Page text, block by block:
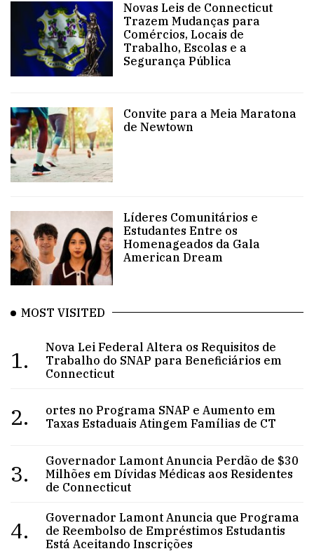
Novas Leis de Connecticut
Trazem Mudanças para
Comércios, Locais de
Trabalho, Escolas e a
Segurança Pública
Convite para a Meia Maratona
de Newtown
Líderes Comunitários e
Estudantes Entre os
Homenageados da Gala
American Dream
MOST VISITED
1.
Nova Lei Federal Altera os Requisitos de
Trabalho do SNAP para Beneficiários em
Connecticut
2.
ortes no Programa SNAP e Aumento em
Taxas Estaduais Atingem Famílias de CT
3.
Governador Lamont Anuncia Perdão de $30
Milhões em Dívidas Médicas aos Residentes
de Connecticut
4.
Governador Lamont Anuncia que Programa
de Reembolso de Empréstimos Estudantis
Está Aceitando Inscrições